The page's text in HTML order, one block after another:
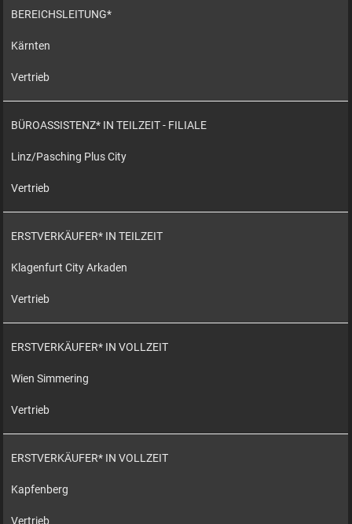
BEREICHSLEITUNG*
Kärnten
Vertrieb
BÜROASSISTENZ* IN TEILZEIT - FILIALE
Linz/Pasching Plus City
Vertrieb
ERSTVERKÄUFER* IN TEILZEIT
Klagenfurt City Arkaden
Vertrieb
ERSTVERKÄUFER* IN VOLLZEIT
Wien Simmering
Vertrieb
ERSTVERKÄUFER* IN VOLLZEIT
Kapfenberg
Vertrieb